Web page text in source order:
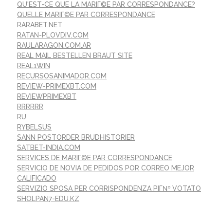
QU'EST-CE QUE LA MARIГ©E PAR CORRESPONDANCE?
QUELLE MARIГ©E PAR CORRESPONDANCE
RARABET.NET
RATAN-PLOVDIV.COM
RAULARAGON.COM.AR
REAL MAIL BESTELLEN BRAUT SITE
REAL1WIN
RECURSOSANIMADOR.COM
REVIEW-PRIMEXBT.COM
REVIEWPRIMEXBT
RRRRRR
RU
RYBELSUS
SANN POSTORDER BRUDHISTORIER
SATBET-INDIA.COM
SERVICES DE MARIГ©E PAR CORRESPONDANCE
SERVICIO DE NOVIA DE PEDIDOS POR CORREO MEJOR
CALIFICADO
SERVIZIO SPOSA PER CORRISPONDENZA PIГ№ VOTATO
SHOLPAN7-EDU.KZ